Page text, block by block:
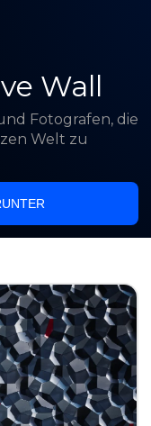
Wall
Fotografen, die
Welt zu